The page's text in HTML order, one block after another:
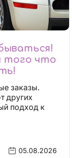
того что
заказы.
других
05.08.2026